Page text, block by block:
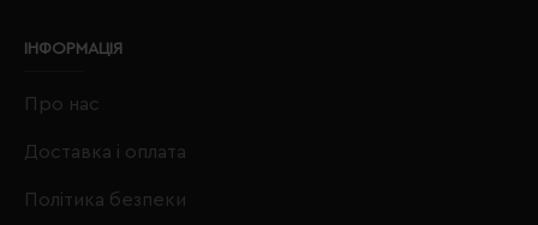
ІНФОРМАЦІЯ
Про нас
Доставка і оплата
Політика безпеки